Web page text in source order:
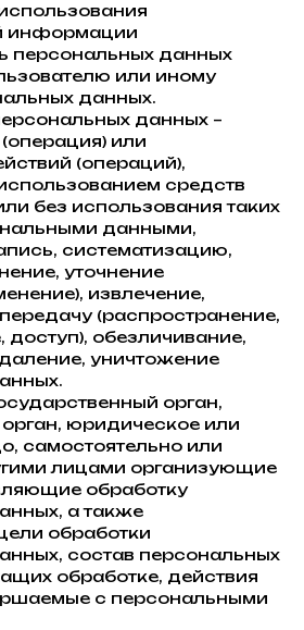
информации
персональных данных
или иному
данных.
данных –
или
(операций),
средств
без использования таких
данными,
систематизацию,
уточнение
извлечение,
(распространение,
доступ), обезличивание,
уничтожение
орган,
юридическое или
самостоятельно или
лицами организующие
обработку
а также
обработки
состав персональных
обработке, действия
с персональными